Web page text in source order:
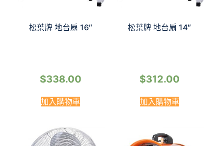
松葉牌 地台扇 16″
$338.00
加入購物車
松葉牌 地台扇 14″
$312.00
加入購物車